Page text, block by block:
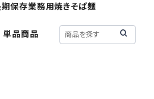
保存業務用焼きそば麺
単品商品